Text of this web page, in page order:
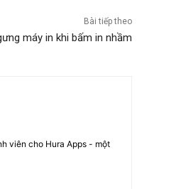
Bài tiếp theo
máy in khi bấm in nhầm
viên cho Hura Apps - một